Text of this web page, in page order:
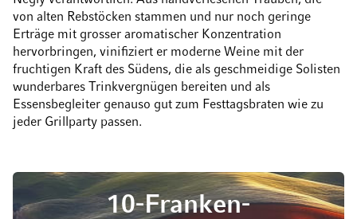
von alten Rebstöcken stammen und nur noch geringe
Erträge mit grosser aromatischer Konzentration
hervorbringen, vinifiziert er moderne Weine mit der
fruchtigen Kraft des Südens, die als geschmeidige Solisten
wunderbares Trinkvergnügen bereiten und als
Essensbegleiter genauso gut zum Festtagsbraten wie zu
jeder Grillparty passen.
10-Franken-